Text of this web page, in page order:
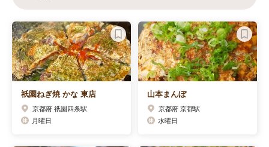
祇園ねぎ焼 かな 東店
京都府 祇園四条駅
月曜日
山本まんぼ
京都府 京都駅
水曜日